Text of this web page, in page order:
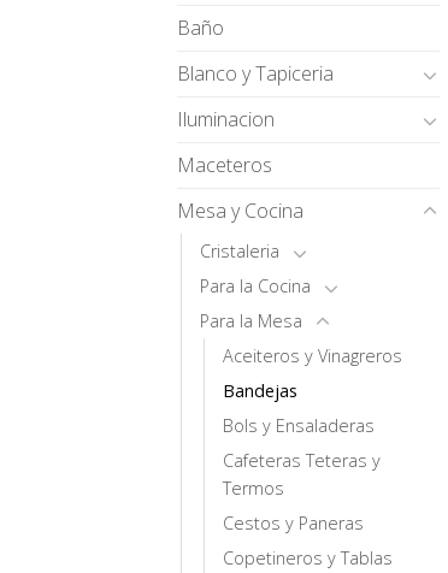
Baño
Blanco y Tapiceria
Iluminacion
Maceteros
Mesa y Cocina
Cristaleria
Para la Cocina
Para la Mesa
Aceiteros y Vinagreros
Bandejas
Bols y Ensaladeras
Cafeteras Teteras y
Termos
Cestos y Paneras
Copetineros y Tablas